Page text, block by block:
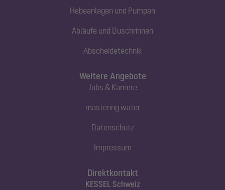
Hebeanlagen und Pumpen
Abläufe und Duschrinnen
Abscheidetechnik
Direktkontakt
KESSEL Schweiz
Weitere Angebote
Jobs & Karriere
mastering water
Datenschutz
Impressum